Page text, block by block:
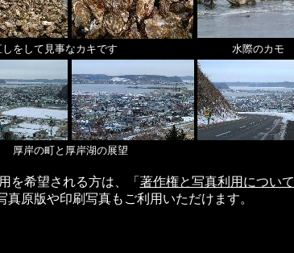
をして見事なカキです 水際のカモ
厚岸の町と厚岸湖の展望
を希望される方は、「 著作権と写真利用について
原版や印刷写真もご利用いただけます。